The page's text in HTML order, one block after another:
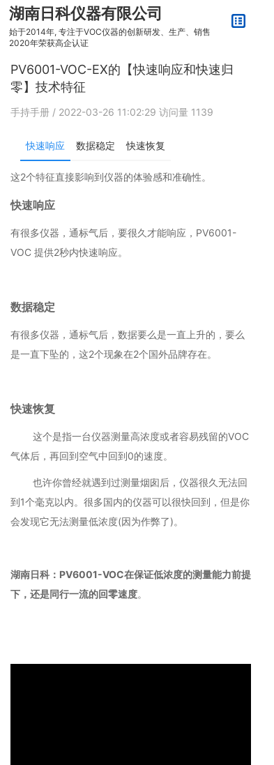
湖南日科仪器有限公司
始于2014年, 专注于VOC仪器的创新研发、生产、销售
2020年荣获高企认证
PV6001-VOC-EX的【快速响应和快速归
零】技术特征
手持手册 / 2022-03-26 11:02:29 访问量 1139
快速响应 数据稳定 快速恢复
这2个特征直接影响到仪器的体验感和准确性。
快速响应
有很多仪器，通标气后，要很久才能响应，PV6001-
VOC 提供2秒内快速响应。
数据稳定
有很多仪器，通标气后，数据要么是一直上升的，要么
是一直下坠的，这2个现象在2个国外品牌存在。
快速恢复
这个是指一台仪器测量高浓度或者容易残留的VOC
气体后，再回到空气中回到0的速度。
也许你曾经就遇到过测量烟囱后，仪器很久无法回
到1个毫克以内。很多国内的仪器可以很快回到，但是你
会发现它无法测量低浓度(因为作弊了)。
湖南日科：PV6001-VOC在保证低浓度的测量能力前提
下，还是同行一流的回零速度。